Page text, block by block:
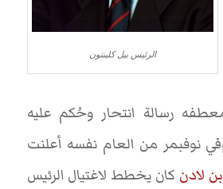
الرئيس بيل كلينتون
رسالة انتحار وحُكم عليه
سنة. وفي نوفبمر من العام نفسه أعلنت
لادن كان يخطط لاغتيال الرئيس